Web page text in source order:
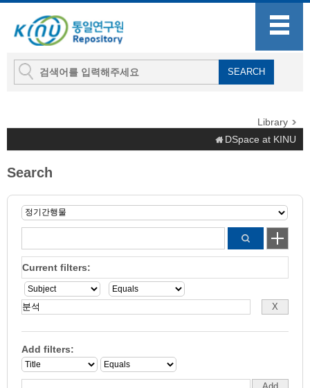
Library
DSpace at KINU
Search
Current filters:
Add filters: